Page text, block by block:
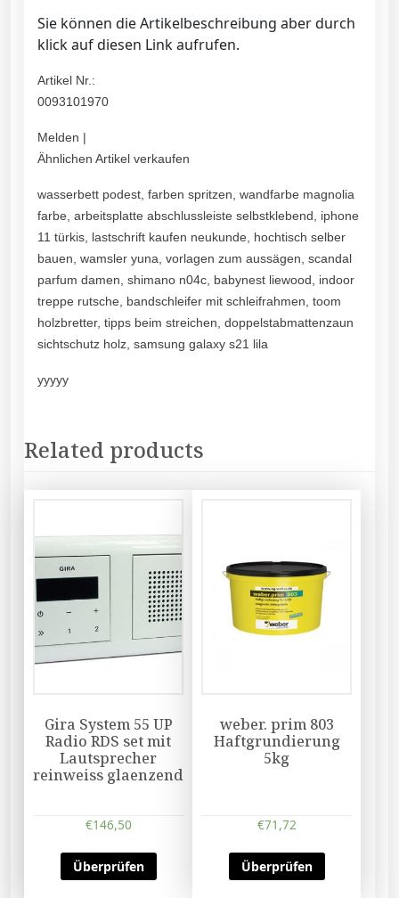
Sie können die Artikelbeschreibung aber durch
klick auf diesen Link aufrufen.
Artikel Nr.:
0093101970
Melden |
Ähnlichen Artikel verkaufen
wasserbett podest, farben spritzen, wandfarbe magnolia
farbe, arbeitsplatte abschlussleiste selbstklebend, iphone
11 türkis, lastschrift kaufen neukunde, hochtisch selber
bauen, wamsler yuna, vorlagen zum aussägen, scandal
parfum damen, shimano n04c, babynest liewood, indoor
treppe rutsche, bandschleifer mit schleifrahmen, toom
holzbretter, tipps beim streichen, doppelstabmattenzaun
sichtschutz holz, samsung galaxy s21 lila
yyyyy
Related products
Gira System 55 UP
Radio RDS set mit
Lautsprecher
reinweiss glaenzend
€146,50
Überprüfen
weber. prim 803
Haftgrundierung
5kg
€71,72
Überprüfen